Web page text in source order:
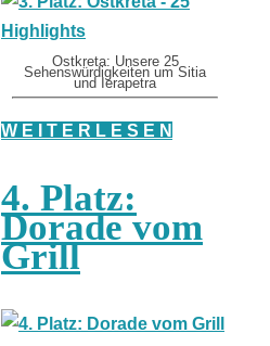
Ostkreta: Unsere 25
Sehenswürdigkeiten um Sitia
und Ierapetra
W E I T E R L E S E N
4. Platz:
Dorade vom
Grill